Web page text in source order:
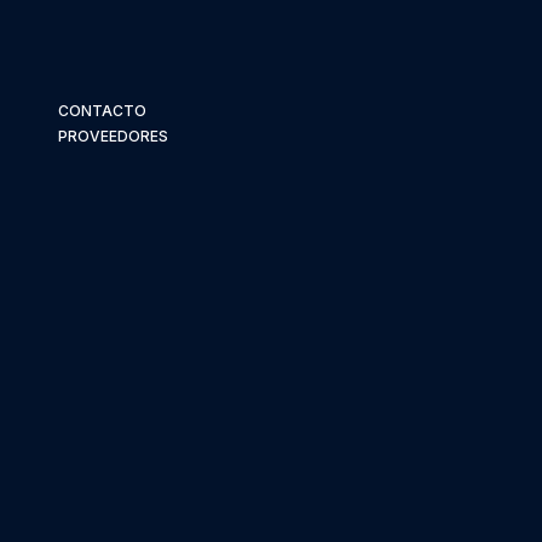
CONTACTO
PROVEEDORES